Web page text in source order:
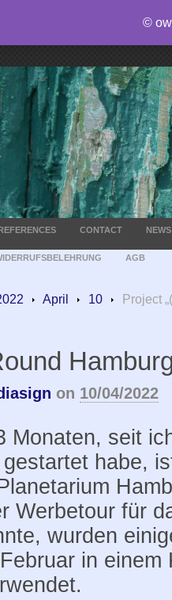
CONTACT NEWS
AGB
April 10 Project
on 10/04/2022
Monaten, seit
habe,
Werbetour für
wurden
in einem
©